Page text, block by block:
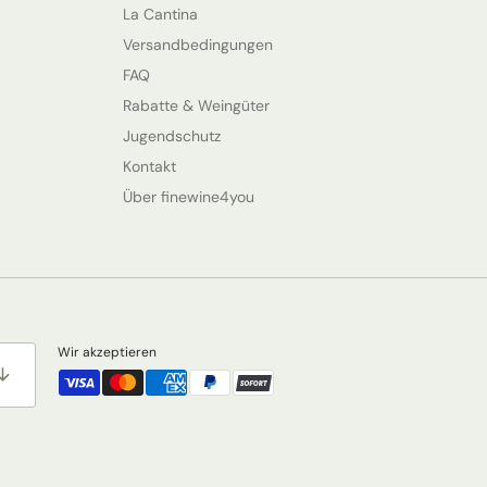
La Cantina
Versandbedingungen
FAQ
Rabatte & Weingüter
Jugendschutz
Kontakt
Über finewine4you
Wir akzeptieren